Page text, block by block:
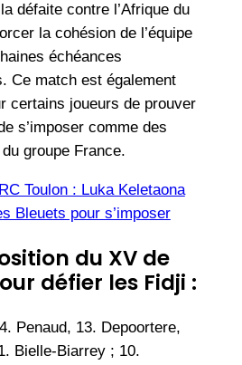
défaite contre l’Afrique du
la cohésion de l’équipe
échéances
Ce match est également
certains joueurs de prouver
s’imposer comme des
groupe France.
RC Toulon : Luka Keletaona
Bleuets pour s’imposer
du XV de
défier les Fidji :
Penaud, 13. Depoortere,
Bielle-Biarrey ; 10.